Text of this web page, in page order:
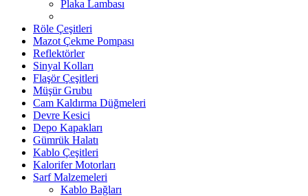
Plaka Lambası
Röle Çeşitleri
Mazot Çekme Pompası
Reflektörler
Sinyal Kolları
Flaşör Çeşitleri
Müşür Grubu
Cam Kaldırma Düğmeleri
Devre Kesici
Depo Kapakları
Gümrük Halatı
Kablo Çeşitleri
Kalorifer Motorları
Sarf Malzemeleri
Kablo Bağları